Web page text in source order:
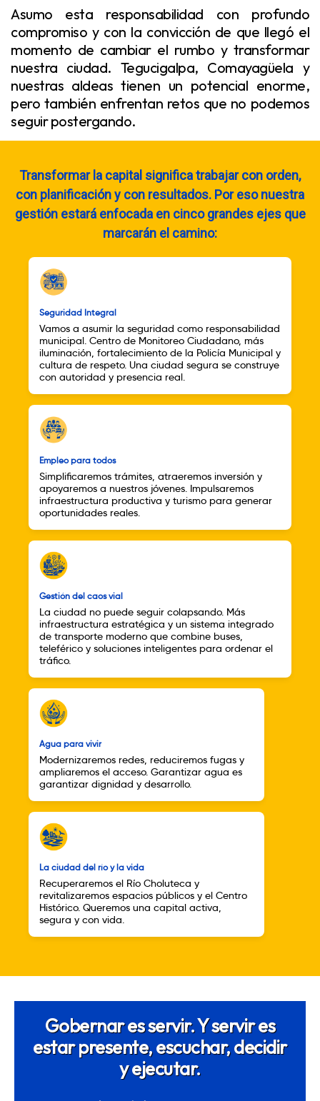
Asumo esta responsabilidad con profundo
compromiso y con la convicción de que llegó el
momento de cambiar el rumbo y transformar
nuestra ciudad. Tegucigalpa, Comayagüela y
nuestras aldeas tienen un potencial enorme,
pero también enfrentan retos que no podemos
seguir postergando.
Transformar la capital significa trabajar con orden,
con planificación y con resultados. Por eso nuestra
gestión estará enfocada en cinco grandes ejes que
marcarán el camino:
Seguridad Integral
Vamos a asumir la seguridad como responsabilidad
municipal. Centro de Monitoreo Ciudadano, más
iluminación, fortalecimiento de la Policía Municipal y
cultura de respeto. Una ciudad segura se construye
con autoridad y presencia real.
Empleo para todos
Simplificaremos trámites, atraeremos inversión y
apoyaremos a nuestros jóvenes. Impulsaremos
infraestructura productiva y turismo para generar
oportunidades reales.
Gestión del caos vial
La ciudad no puede seguir colapsando. Más
infraestructura estratégica y un sistema integrado
de transporte moderno que combine buses,
teleférico y soluciones inteligentes para ordenar el
tráfico.
Agua para vivir
Modernizaremos redes, reduciremos fugas y
ampliaremos el acceso. Garantizar agua es
garantizar dignidad y desarrollo.
La ciudad del río y la vida
Recuperaremos el Río Choluteca y
revitalizaremos espacios públicos y el Centro
Histórico. Queremos una capital activa,
segura y con vida.
Gobernar es servir. Y servir es
estar presente, escuchar, decidir
y ejecutar.